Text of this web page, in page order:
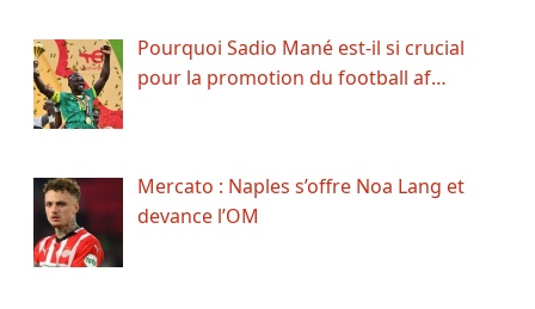
Pourquoi Sadio Mané est-il si crucial
pour la promotion du football af…
Mercato : Naples s’offre Noa Lang et
devance l’OM